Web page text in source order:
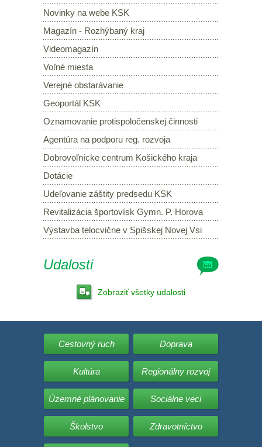
Novinky na webe KSK
Magazín - Rozhýbaný kraj
Videomagazín
Voľné miesta
Verejné obstarávanie
Geoportál KSK
Oznamovanie protispoločenskej činnosti
Agentúra na podporu reg. rozvoja
Dobrovoľnícke centrum Košického kraja
Dotácie
Udeľovanie záštity predsedu KSK
Revitalizácia športovísk Gymn. P. Horova
Výstavba telocvične v Spišskej Novej Vsi
Udalosti
Zobraziť všetky udalosti
Cestovný ruch Doprava
Kultúra Regionálny rozvoj
Územné plánovanie Sociálne veci
Školstvo Zdravotníctvo